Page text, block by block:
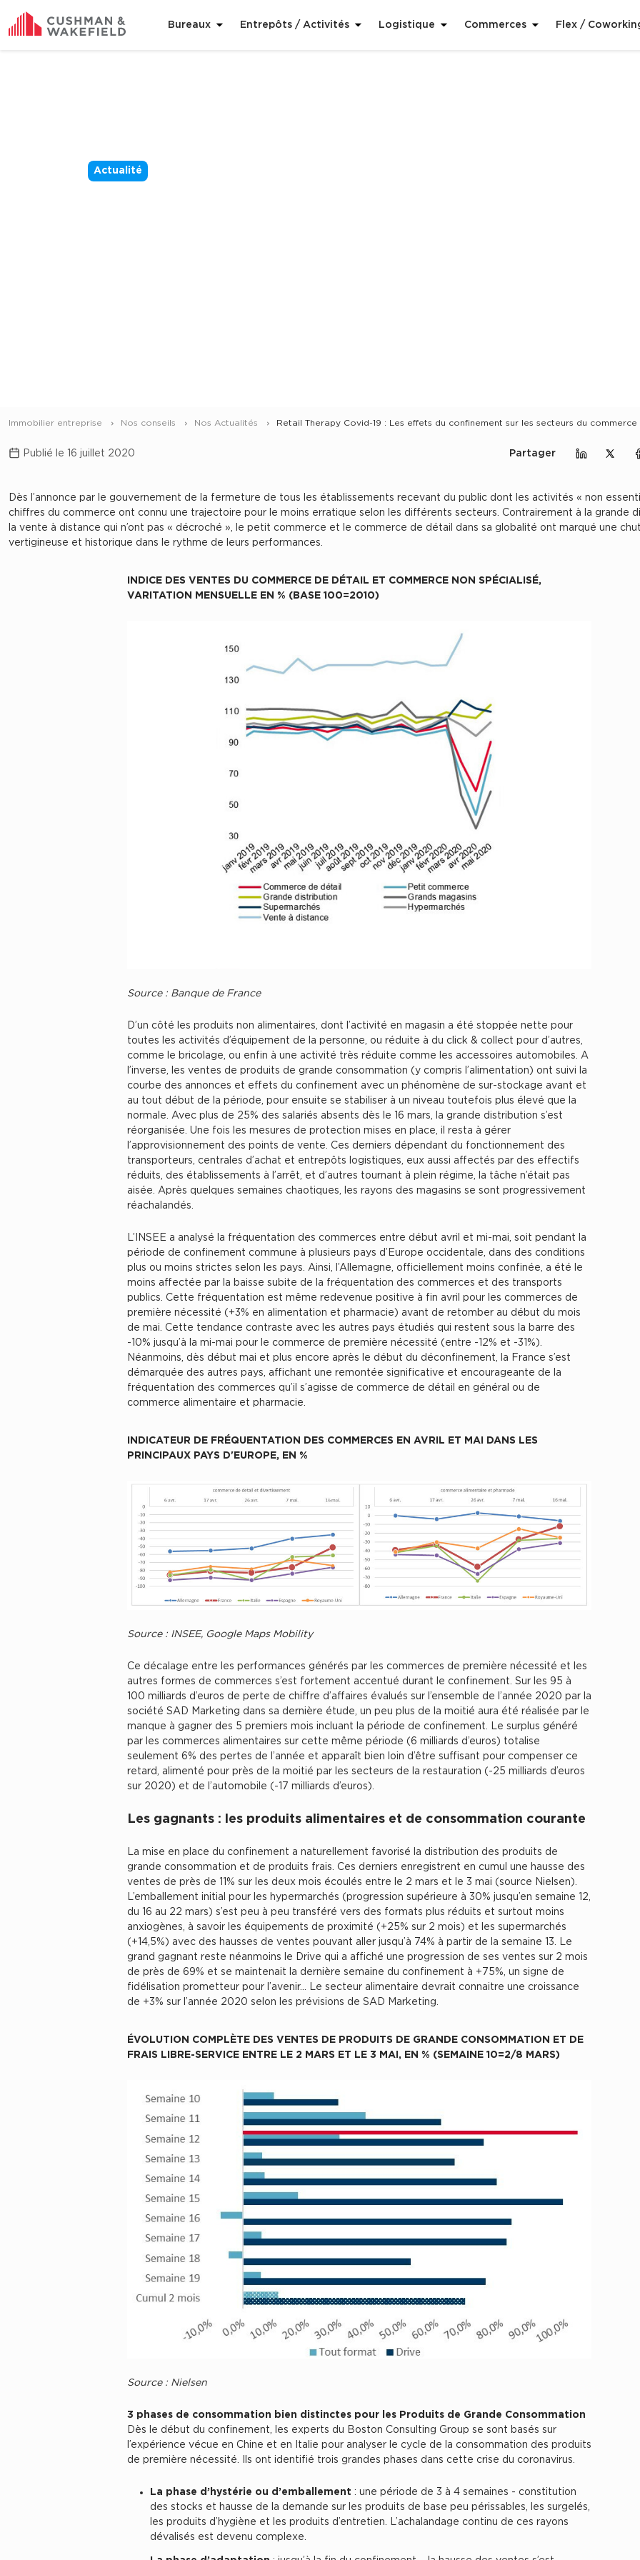
Bureaux Entrepôts / Activités Logistique Commerces Flex /
Actualité
Immobilier entreprise Nos conseils Nos Actualités Retail Therapy Covid-19 : Les effets du confinement sur les secteurs du commerce
Publié le 16 juillet 2020 Partager
Partager sur
Dès l’annonce par le gouvernement de la fermeture de tous les établissements recevant du public dont les activités « non
chiffres du commerce ont connu une trajectoire pour le moins erratique selon les différents secteurs. Contrairement à la grande
la vente à distance qui n’ont pas « décroché », le petit commerce et le commerce de détail dans sa globalité ont marqué une
vertigineuse et historique dans le rythme de leurs performances.
INDICE DES VENTES DU COMMERCE DE DÉTAIL ET COMMERCE NON SPÉCIALISÉ,
VARITATION MENSUELLE EN % (BASE 100=2010)
Source : Banque de France
D’un côté les produits non alimentaires, dont l’activité en magasin a été stoppée nette pour
toutes les activités d’équipement de la personne, ou réduite à du click & collect pour d’autres,
comme le bricolage, ou enfin à une activité très réduite comme les accessoires automobiles. A
l’inverse, les ventes de produits de grande consommation (y compris l’alimentation) ont suivi la
courbe des annonces et effets du confinement avec un phénomène de sur-stockage avant et
au tout début de la période, pour ensuite se stabiliser à un niveau toutefois plus élevé que la
normale. Avec plus de 25% des salariés absents dès le 16 mars, la grande distribution s’est
réorganisée. Une fois les mesures de protection mises en place, il resta à gérer
l’approvisionnement des points de vente. Ces derniers dépendant du fonctionnement des
transporteurs, centrales d’achat et entrepôts logistiques, eux aussi affectés par des effectifs
réduits, des établissements à l’arrêt, et d’autres tournant à plein régime, la tâche n’était pas
aisée. Après quelques semaines chaotiques, les rayons des magasins se sont progressivement
réachalandés.
L’INSEE a analysé la fréquentation des commerces entre début avril et mi-mai, soit pendant la
période de confinement commune à plusieurs pays d’Europe occidentale, dans des conditions
plus ou moins strictes selon les pays. Ainsi, l’Allemagne, officiellement moins confinée, a été le
moins affectée par la baisse subite de la fréquentation des commerces et des transports
publics. Cette fréquentation est même redevenue positive à fin avril pour les commerces de
première nécessité (+3% en alimentation et pharmacie) avant de retomber au début du mois
de mai. Cette tendance contraste avec les autres pays étudiés qui restent sous la barre des
-10% jusqu’à la mi-mai pour le commerce de première nécessité (entre -12% et -31%).
Néanmoins, dès début mai et plus encore après le début du déconfinement, la France s’est
démarquée des autres pays, affichant une remontée significative et encourageante de la
fréquentation des commerces qu’il s’agisse de commerce de détail en général ou de
commerce alimentaire et pharmacie.
INDICATEUR DE FRÉQUENTATION DES COMMERCES EN AVRIL ET MAI DANS LES
PRINCIPAUX PAYS D'EUROPE, EN %
Source : INSEE, Google Maps Mobility
Ce décalage entre les performances générés par les commerces de première nécessité et les
autres formes de commerces s’est fortement accentué durant le confinement. Sur les 95 à
100 milliards d’euros de perte de chiffre d’affaires évalués sur l’ensemble de l’année 2020 par la
société SAD Marketing dans sa dernière étude, un peu plus de la moitié aura été réalisée par le
manque à gagner des 5 premiers mois incluant la période de confinement. Le surplus généré
par les commerces alimentaires sur cette même période (6 milliards d’euros) totalise
seulement 6% des pertes de l’année et apparaît bien loin d’être suffisant pour compenser ce
retard, alimenté pour près de la moitié par les secteurs de la restauration (-25 milliards d’euros
sur 2020) et de l’automobile (-17 milliards d’euros).
Les gagnants : les produits alimentaires et de consommation courante
La mise en place du confinement a naturellement favorisé la distribution des produits de
grande consommation et de produits frais. Ces derniers enregistrent en cumul une hausse des
ventes de près de 11% sur les deux mois écoulés entre le 2 mars et le 3 mai (source Nielsen).
L’emballement initial pour les hypermarchés (progression supérieure à 30% jusqu’en semaine 12,
du 16 au 22 mars) s’est peu à peu transféré vers des formats plus réduits et surtout moins
anxiogènes, à savoir les équipements de proximité (+25% sur 2 mois) et les supermarchés
(+14,5%) avec des hausses de ventes pouvant aller jusqu’à 74% à partir de la semaine 13. Le
grand gagnant reste néanmoins le Drive qui a affiché une progression de ses ventes sur 2 mois
de près de 69% et se maintenait la dernière semaine du confinement à +75%, un signe de
fidélisation prometteur pour l’avenir... Le secteur alimentaire devrait connaitre une croissance
de +3% sur l’année 2020 selon les prévisions de SAD Marketing.
ÉVOLUTION COMPLÈTE DES VENTES DE PRODUITS DE GRANDE CONSOMMATION ET DE
FRAIS LIBRE-SERVICE ENTRE LE 2 MARS ET LE 3 MAI, EN % (SEMAINE 10=2/8 MARS)
Source : Nielsen
3 phases de consommation bien distinctes pour les Produits de Grande Consommation
Dès le début du confinement, les experts du Boston Consulting Group se sont basés sur
l’expérience vécue en Chine et en Italie pour analyser le cycle de la consommation des produits
de première nécessité. Ils ont identifié trois grandes phases dans cette crise du coronavirus.
La phase d’hystérie ou d’emballement : une période de 3 à 4 semaines - constitution
des stocks et hausse de la demande sur les produits de base peu périssables, les surgelés,
les produits d’hygiène et les produits d’entretien. L’achalandage continu de ces rayons
dévalisés est devenu complexe.